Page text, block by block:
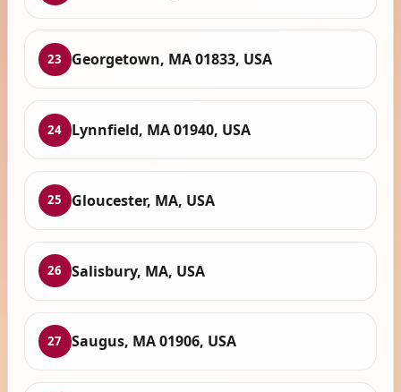
23 Georgetown, MA 01833, USA
24 Lynnfield, MA 01940, USA
25 Gloucester, MA, USA
26 Salisbury, MA, USA
27 Saugus, MA 01906, USA